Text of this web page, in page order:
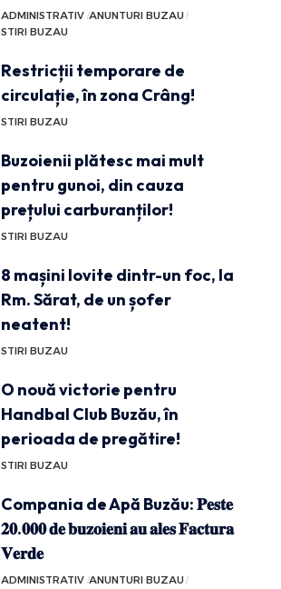
ADMINISTRATIV ANUNTURI BUZAU
STIRI BUZAU
Restricții temporare de
circulație, în zona Crâng!
STIRI BUZAU
Buzoienii plătesc mai mult
pentru gunoi, din cauza
prețului carburanților!
STIRI BUZAU
8 mașini lovite dintr-un foc, la
Rm. Sărat, de un șofer
neatent!
STIRI BUZAU
O nouă victorie pentru
Handbal Club Buzău, în
perioada de pregătire!
STIRI BUZAU
Compania de Apă Buzău: 𝐏𝐞𝐬𝐭𝐞
𝟐𝟎.𝟎𝟎𝟎 𝐝𝐞 𝐛𝐮𝐳𝐨𝐢𝐞𝐧𝐢 𝐚𝐮 𝐚𝐥𝐞𝐬 𝐅𝐚𝐜𝐭𝐮𝐫𝐚
𝐕𝐞𝐫𝐝𝐞
ADMINISTRATIV ANUNTURI BUZAU